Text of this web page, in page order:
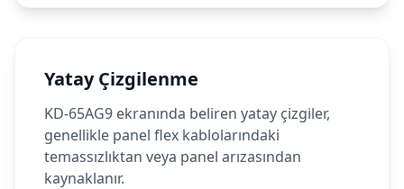
Yatay Çizgilenme
KD-65AG9 ekranında beliren yatay çizgiler,
genellikle panel flex kablolarındaki
temassızlıktan veya panel arızasından
kaynaklanır.